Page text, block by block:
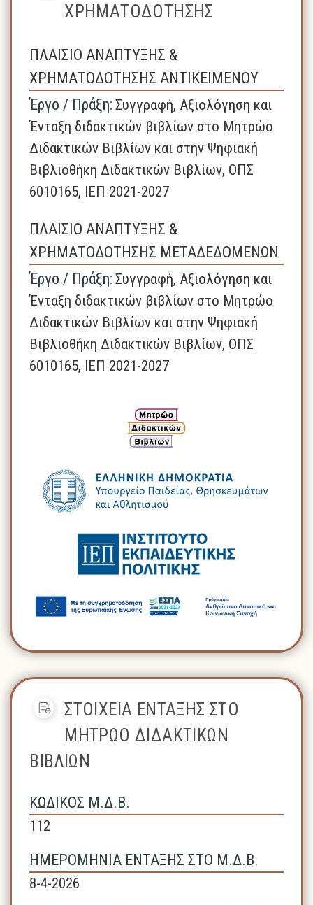
ΧΡΗΜΑΤΟΔΟΤΗΣΗΣ
ΠΛΑΙΣΙΟ ΑΝΑΠΤΥΞΗΣ &
ΧΡΗΜΑΤΟΔΟΤΗΣΗΣ ΑΝΤΙΚΕΙΜΕΝΟΥ
Έργο / Πράξη: Συγγραφή, Αξιολόγηση και
Ένταξη διδακτικών βιβλίων στο Μητρώο
Διδακτικών Βιβλίων και στην Ψηφιακή
Βιβλιοθήκη Διδακτικών Βιβλίων, ΟΠΣ
6010165, ΙΕΠ 2021-2027
ΠΛΑΙΣΙΟ ΑΝΑΠΤΥΞΗΣ &
ΧΡΗΜΑΤΟΔΟΤΗΣΗΣ ΜΕΤΑΔΕΔΟΜΕΝΩΝ
Έργο / Πράξη: Συγγραφή, Αξιολόγηση και
Ένταξη διδακτικών βιβλίων στο Μητρώο
Διδακτικών Βιβλίων και στην Ψηφιακή
Βιβλιοθήκη Διδακτικών Βιβλίων, ΟΠΣ
6010165, ΙΕΠ 2021-2027
ΣΤΟΙΧΕΙΑ ΕΝΤΑΞΗΣ ΣΤΟ
ΜΗΤΡΩΟ ΔΙΔΑΚΤΙΚΩΝ
ΒΙΒΛΙΩΝ
ΚΩΔΙΚΟΣ Μ.Δ.Β.
112
ΗΜΕΡΟΜΗΝΙΑ ΕΝΤΑΞΗΣ ΣΤΟ Μ.Δ.Β.
8-4-2026